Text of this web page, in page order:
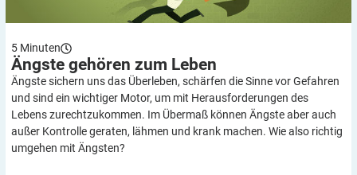
5 Minuten
Ängste gehören zum Leben
Ängste sichern uns das Überleben, schärfen die Sinne vor Gefahren
und sind ein wichtiger Motor, um mit Herausforderungen des
Lebens zurechtzukommen. Im Übermaß können Ängste aber auch
außer Kontrolle geraten, lähmen und krank machen. Wie also richtig
umgehen mit Ängsten?